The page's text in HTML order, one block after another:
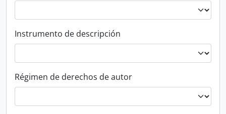
Instrumento de descripción
Régimen de derechos de autor